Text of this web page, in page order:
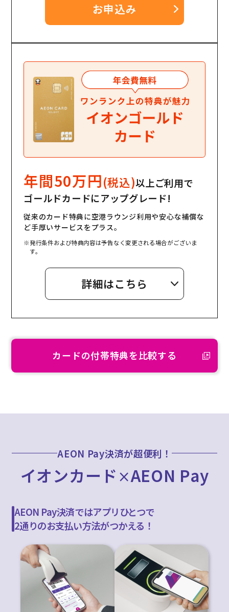
お申込み
年間50万円(税込)以上ご利用で
ゴールドカードにアップグレード!
従来のカード特典に空港ラウンジ利用や安心な補償な
ど手厚いサービスをプラス。
※発行条件および特典内容は予告なく変更される場合がございま
す。
詳細はこちら
カードの付帯特典を比較する
AEON Pay決済が超便利！
イオンカード ×AEON Pay
AEON Pay決済ではアプリひとつで
2通りのお支払い方法がつかえる！